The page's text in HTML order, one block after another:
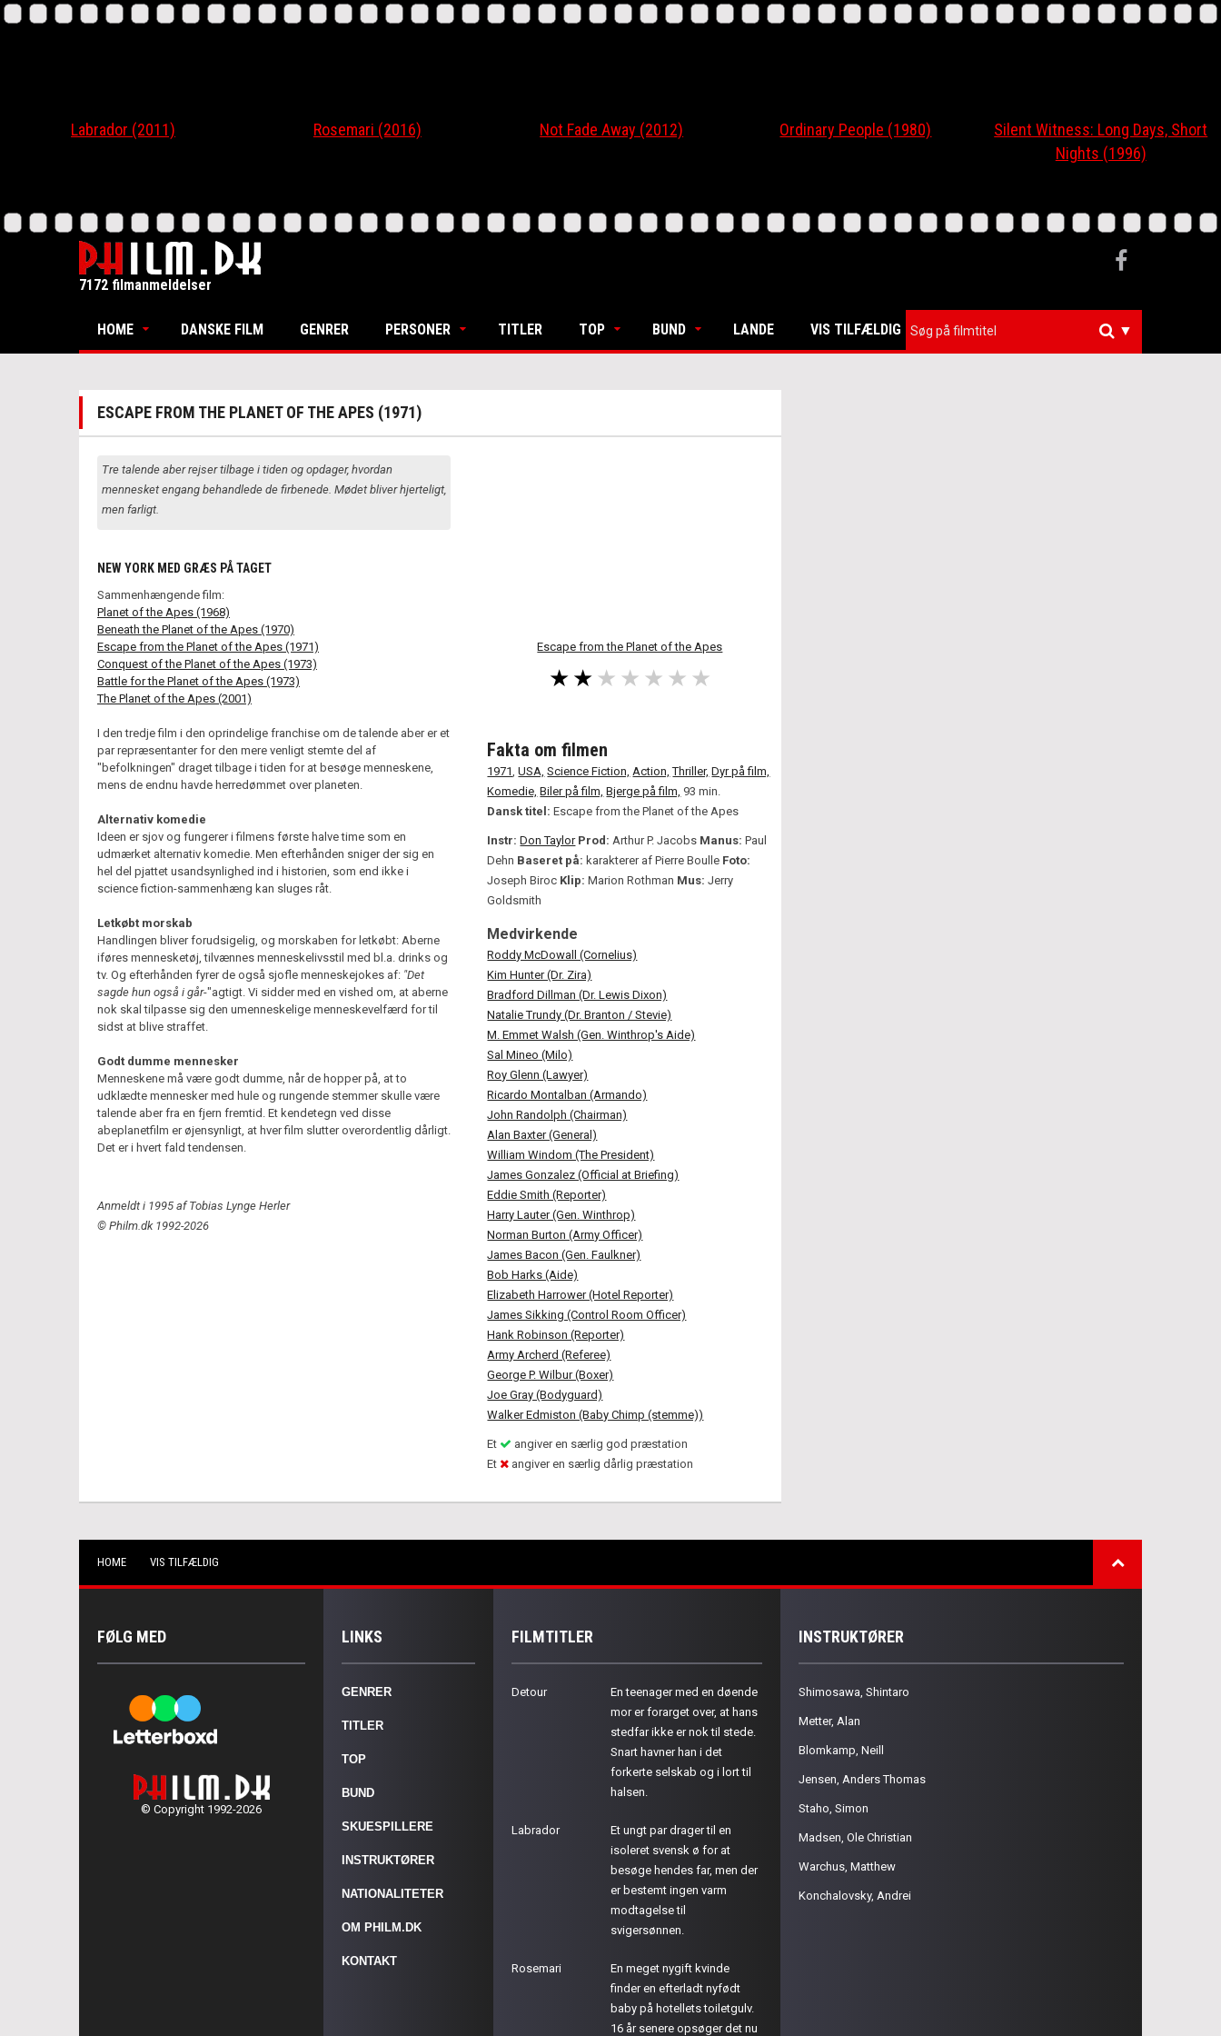
Labrador (2011) Rosemari (2016) Not Fade Away (2012) Ordinary People (1980)
Silent Witness: Long Days, Short
Nights (1996)
7172 filmanmeldelser
HOME DANSKE FILM GENRER PERSONER TITLER TOP BUND LANDE VIS TILFÆLDIG ▼
ESCAPE FROM THE PLANET OF THE APES (1971)
Escape from the Planet of the Apes
Tre talende aber rejser tilbage i tiden og opdager, hvordan
mennesket engang behandlede de firbenede. Mødet bliver hjerteligt,
men farligt.
NEW YORK MED GRÆS PÅ TAGET
Sammenhængende film:
Planet of the Apes (1968)
Beneath the Planet of the Apes (1970)
Escape from the Planet of the Apes (1971)
Conquest of the Planet of the Apes (1973)
Battle for the Planet of the Apes (1973)
The Planet of the Apes (2001)
I den tredje film i den oprindelige franchise om de talende aber er et
par repræsentanter for den mere venligt stemte del af
"befolkningen" draget tilbage i tiden for at besøge menneskene,
mens de endnu havde herredømmet over planeten.
Alternativ komedie
Ideen er sjov og fungerer i filmens første halve time som en
udmærket alternativ komedie. Men efterhånden sniger der sig en
hel del pjattet usandsynlighed ind i historien, som end ikke i
science fiction-sammenhæng kan sluges råt.
Letkøbt morskab
Handlingen bliver forudsigelig, og morskaben for letkøbt: Aberne
iføres mennesketøj, tilvænnes menneskelivsstil med bl.a. drinks og
tv. Og efterhånden fyrer de også sjofle menneskejokes af: "Det
sagde hun også i går-"agtigt. Vi sidder med en vished om, at aberne
nok skal tilpasse sig den umenneskelige menneskevelfærd for til
sidst at blive straffet.
Godt dumme mennesker
Menneskene må være godt dumme, når de hopper på, at to
udklædte mennesker med hule og rungende stemmer skulle være
talende aber fra en fjern fremtid. Et kendetegn ved disse
abeplanetfilm er øjensynligt, at hver film slutter overordentlig dårligt.
Det er i hvert fald tendensen.
Anmeldt i 1995 af Tobias Lynge Herler
© Philm.dk 1992-2026
Fakta om filmen
1971,USA, Science Fiction, Action, Thriller, Dyr på film,
Komedie, Biler på film, Bjerge på film, 93 min.
Dansk titel:Escape from the Planet of the Apes
Instr: Don Taylor Prod: Arthur P. Jacobs Manus: Paul
Dehn Baseret på: karakterer af Pierre Boulle Foto:
Joseph Biroc Klip: Marion Rothman Mus: Jerry
Goldsmith
Medvirkende
Roddy McDowall (Cornelius)
Kim Hunter (Dr. Zira)
Bradford Dillman (Dr. Lewis Dixon)
Natalie Trundy (Dr. Branton / Stevie)
M. Emmet Walsh (Gen. Winthrop's Aide)
Sal Mineo (Milo)
Roy Glenn (Lawyer)
Ricardo Montalban (Armando)
John Randolph (Chairman)
Alan Baxter (General)
William Windom (The President)
James Gonzalez (Official at Briefing)
Eddie Smith (Reporter)
Harry Lauter (Gen. Winthrop)
Norman Burton (Army Officer)
James Bacon (Gen. Faulkner)
Bob Harks (Aide)
Elizabeth Harrower (Hotel Reporter)
James Sikking (Control Room Officer)
Hank Robinson (Reporter)
Army Archerd (Referee)
George P. Wilbur (Boxer)
Joe Gray (Bodyguard)
Walker Edmiston (Baby Chimp (stemme))
Et
angiver en særlig god præstation
Et
angiver en særlig dårlig præstation
HOME VIS TILFÆLDIG
FØLG MED
© Copyright 1992-2026
LINKS
GENRER
TITLER
TOP
BUND
SKUESPILLERE
INSTRUKTØRER
NATIONALITETER
OM PHILM.DK
KONTAKT
FILMTITLER
Detour
En teenager med en døende
mor er forarget over, at hans
stedfar ikke er nok til stede.
Snart havner han i det
forkerte selskab og i lort til
halsen.
Labrador
Et ungt par drager til en
isoleret svensk ø for at
besøge hendes far, men der
er bestemt ingen varm
modtagelse til
svigersønnen.
Rosemari
En meget nygift kvinde
finder en efterladt nyfødt
baby på hotellets toiletgulv.
16 år senere opsøger det nu
INSTRUKTØRER
Shimosawa, Shintaro
Metter, Alan
Blomkamp, Neill
Jensen, Anders Thomas
Staho, Simon
Madsen, Ole Christian
Warchus, Matthew
Konchalovsky, Andrei